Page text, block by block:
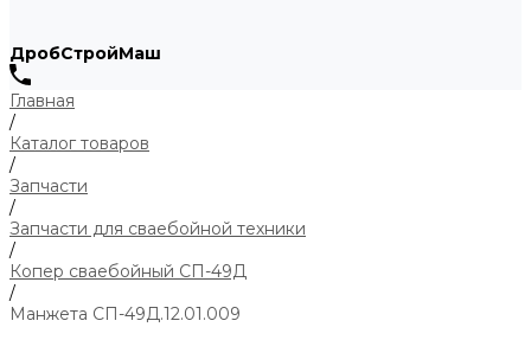
ДробСтройМаш
Главная
/
Каталог товаров
/
Запчасти
/
Запчасти для сваебойной техники
/
Копер сваебойный СП-49Д
/
Манжета СП-49Д.12.01.009